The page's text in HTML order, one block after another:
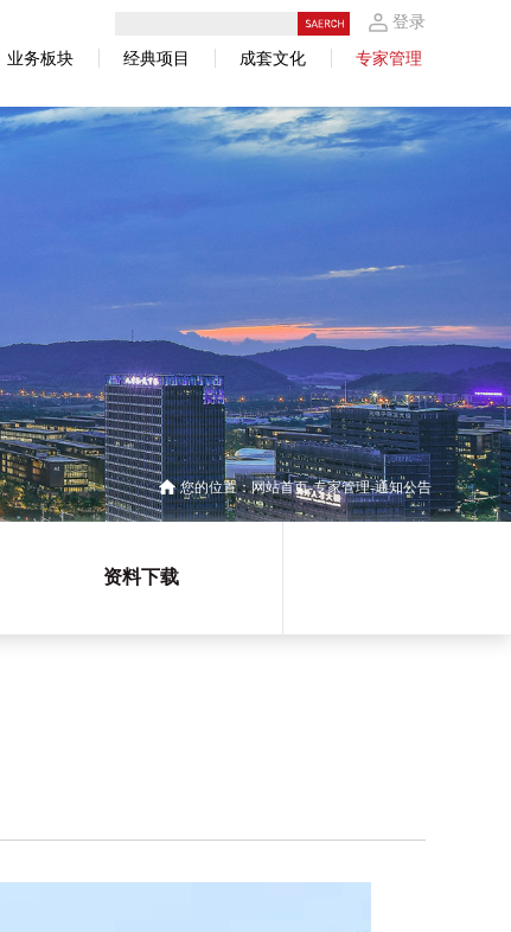
登录
业务板块 经典项目 成套文化 专家管理
您的位置：网站首页 专家管理 通知公告
资料下载